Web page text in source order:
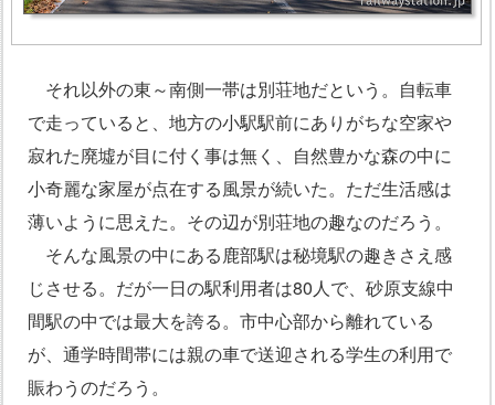
それ以外の東～南側一帯は別荘地だという。自転車
で走っていると、地方の小駅駅前にありがちな空家や
寂れた廃墟が目に付く事は無く、自然豊かな森の中に
小奇麗な家屋が点在する風景が続いた。ただ生活感は
薄いように思えた。その辺が別荘地の趣なのだろう。
そんな風景の中にある鹿部駅は秘境駅の趣きさえ感
じさせる。だが一日の駅利用者は80人で、砂原支線中
間駅の中では最大を誇る。市中心部から離れている
が、通学時間帯には親の車で送迎される学生の利用で
賑わうのだろう。